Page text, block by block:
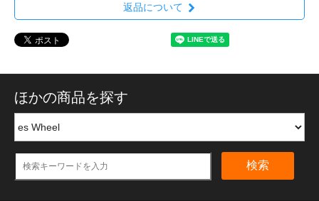
返品について
ほかの商品を探す
検索